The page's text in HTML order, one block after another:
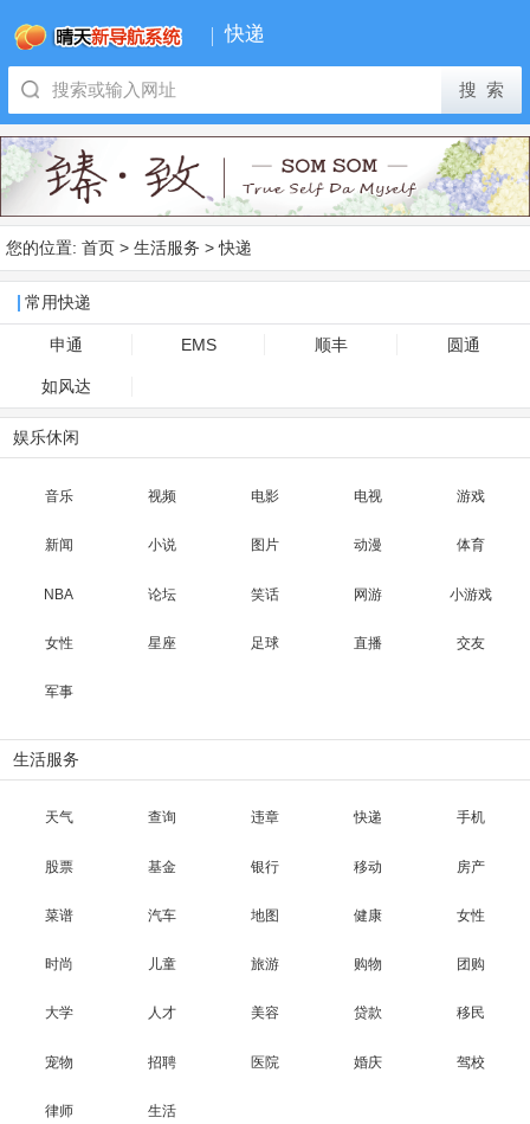
快递
您的位置: 首页 > 生活服务 >快递
常用快递
申通 EMS 顺丰 圆通
如风达
娱乐休闲
音乐 视频 电影 电视 游戏
新闻 小说 图片 动漫 体育
NBA 论坛 笑话 网游 小游戏
女性 星座 足球 直播 交友
军事
生活服务
天气 查询 违章 快递 手机
股票 基金 银行 移动 房产
菜谱 汽车 地图 健康 女性
时尚 儿童 旅游 购物 团购
大学 人才 美容 贷款 移民
宠物 招聘 医院 婚庆 驾校
律师 生活